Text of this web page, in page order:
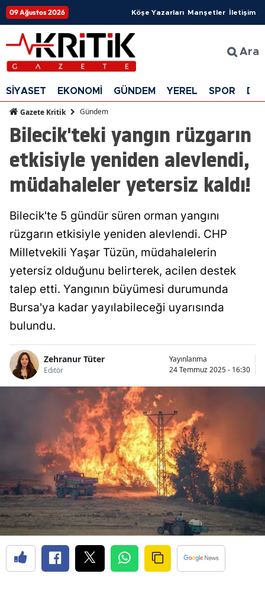
09 Ağustos 2026 Köşe Yazarları Manşetler İletişim
Ara
SİYASET EKONOMİ GÜNDEM YEREL SPOR
Gazete Kritik Gündem
Bilecik'teki yangın rüzgarın
etkisiyle yeniden alevlendi,
müdahaleler yetersiz kaldı!
Bilecik'te 5 gündür süren orman yangını
rüzgarın etkisiyle yeniden alevlendi. CHP
Milletvekili Yaşar Tüzün, müdahalelerin
yetersiz olduğunu belirterek, acilen destek
talep etti. Yangının büyümesi durumunda
Bursa'ya kadar yayılabileceği uyarısında
bulundu.
Zehranur Tüter
Editör
Yayınlanma
24 Temmuz 2025 - 16:30